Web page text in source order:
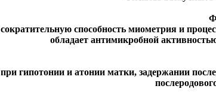
способность миометрия и
обладает антимикробной
гипотонии и атонии матки, задержании